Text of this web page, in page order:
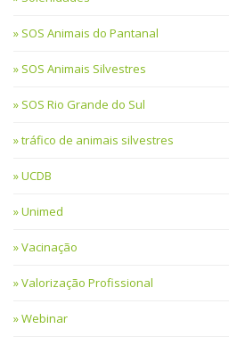
SOS Animais do Pantanal
SOS Animais Silvestres
SOS Rio Grande do Sul
tráfico de animais silvestres
UCDB
Unimed
Vacinação
Valorização Profissional
Webinar